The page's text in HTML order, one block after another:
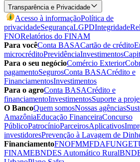
Transparência e Privacidade
Acesso à informaçãoPolítica de
privacidadeSegurançaLGPDIntegridade
FNORelatórios do FINAM
Para vocêConta BASACartão de crédito
microcréditoPrevidênciaInvestimentos
Para o seu negócioComércio Exterior
pagamentoSegurosConta BASACrédito e
FinanciamentosInvestimentos
Para o agroConta BASACrédito e
financiamentoInvestimentosSuporte a
O BancoQuem somosNossas agências
AmazôniaEducação FinanceiraConcurso
PúblicoPatrocínioParceirosAplicativos
investidoresPrevenção à Lavagem de
FinanciamentoFNOFMMFDA
FINAMEBNDES Automático Rural